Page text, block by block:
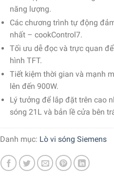
năng lượng.
Các chương trình tự động
nhất – cookControl7.
Tối ưu dễ đọc và trực quan
hình TFT.
Tiết kiệm thời gian và mạnh
lên đến 900W.
Lý tưởng để lắp đặt trên cao
sóng 21L và bản lề cửa bên
Danh mục: Lò vi sóng Siemens